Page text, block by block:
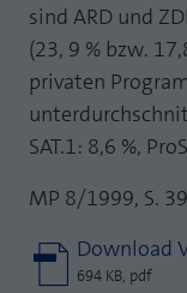
sind ARD und
(23, 9 % bzw.
privaten
SAT.1: 8,6 %,
MP 8/1999, S.
Download
694 KB, pdf